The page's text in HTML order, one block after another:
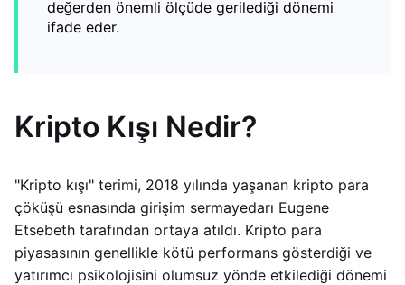
değerden önemli ölçüde gerilediği dönemi
ifade eder.
Kripto Kışı Nedir?
"Kripto kışı" terimi, 2018 yılında yaşanan kripto para
çöküşü esnasında girişim sermayedarı Eugene
Etsebeth tarafından ortaya atıldı. Kripto para
piyasasının genellikle kötü performans gösterdiği ve
yatırımcı psikolojisini olumsuz yönde etkilediği dönemi